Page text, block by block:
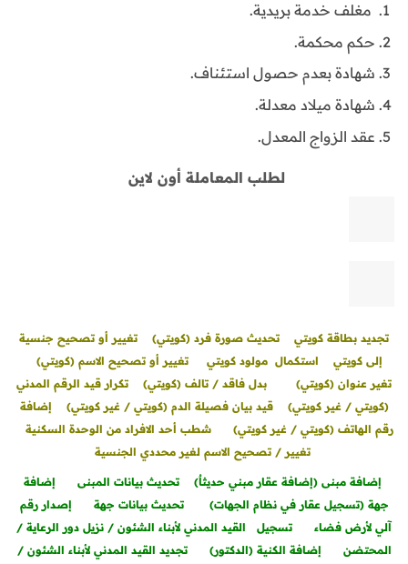
مغلف خدمة بريدية.
حكم محكمة.
شهادة بعدم حصول استئناف.
شهادة ميلاد معدلة.
عقد الزواج المعدل.
لطلب المعاملة أون لاين
تجديد بطاقة كويتي تحديث صورة فرد (كويتي)
تغيير أو تصحيح جنسية
إلى كويتي
استكمال مولود كويتي
تغيير أو تصحيح الاسم (كويتي)
تغير عنوان (كويتي)
بدل فاقد / تالف (كويتي)
تكرار قيد الرقم المدني
(كويتي / غير كويتي)
قيد بيان فصيلة الدم (كويتي / غير كويتي)
إضافة
رقم الهاتف (كويتي / غير كويتي)
شطب أحد الافراد من الوحدة السكنية
تغيير / تصحيح الاسم لغير محددي الجنسية
إضافة مبنى (إضافة عقار مبني حديثاٌ) تحديث بيانات المبنى
إضافة
جهة (تسجيل عقار في نظام الجهات)
تحديث بيانات جهة
إصدار رقم
آلي لأرض فضاء
تسجيل القيد المدني لأبناء الشئون / نزيل دور الرعاية /
المحتضن
إضافة الكنية (الدكتور)
تجديد القيد المدني لأبناء الشئون /